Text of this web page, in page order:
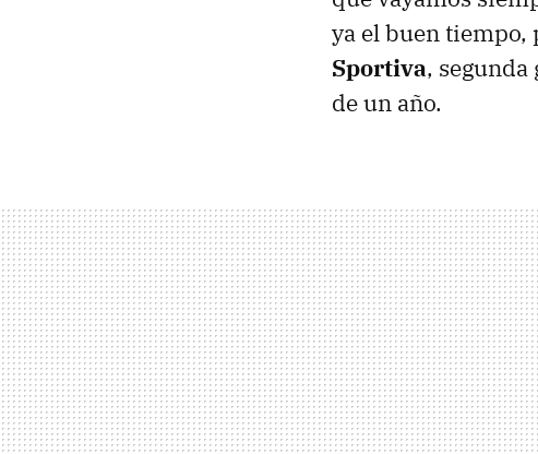
ya el buen tiempo,
Sportiva,
de un año.